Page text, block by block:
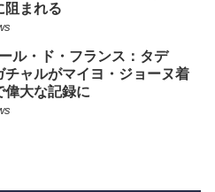
阻まれる
ル・ド・フランス：タデ
チャルがマイヨ・ジョーヌ着
偉大な記録に